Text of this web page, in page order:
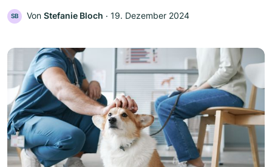
SB Von Stefanie Bloch ‧ 19. Dezember 2024